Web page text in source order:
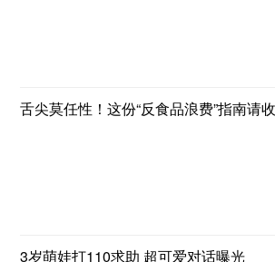
舌尖莫任性！这份“反食品浪费”指南请
3岁萌娃打110求助 超可爱对话曝光